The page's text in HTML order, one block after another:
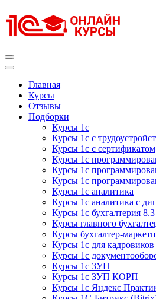
к
содержимому
Главная
Курсы
Отзывы
Подборки
Курсы 1с
Курсы 1с с
Курсы 1с с сертификатом
Курсы 1с
Курсы 1с
Курсы 1с
Курсы 1с аналитика
Курсы 1с аналитика с
Курсы 1с бухгалтерия 8.3
Курсы главного
Курсы бухгалтер-
Курсы 1с для кадровиков
Курсы 1с
Курсы 1с ЗУП
Курсы 1с ЗУП КОРП
Курсы 1с Яндекс